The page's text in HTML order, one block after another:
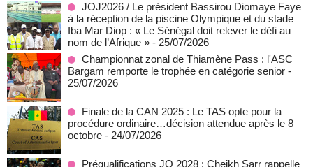
JOJ2026 / Le président Bassirou Diomaye Faye
à la réception de la piscine Olympique et du stade
Iba Mar Diop : « Le Sénégal doit relever le défi au
nom de l’Afrique » - 25/07/2026
Championnat zonal de Thiamène Pass : l'ASC
Bargam remporte le trophée en catégorie senior -
25/07/2026
Finale de la CAN 2025 : Le TAS opte pour la
procédure ordinaire…décision attendue après le 8
octobre - 24/07/2026
Préqualifications JO 2028 : Cheikh Sarr rappelle